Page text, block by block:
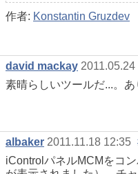
作者: Konstantin Gruzdev
david mackay 2011.05.24
素晴らしいツールだ...。あ
albaker 2011.11.18 12:35
iControlパネルMCMをコ